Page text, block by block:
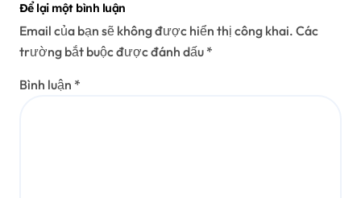
Để lại một bình luận
Email của bạn sẽ không được hiển thị công khai. Các
trường bắt buộc được đánh dấu *
Bình luận *